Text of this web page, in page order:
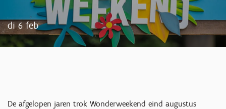
di 6 feb
De afgelopen jaren trok Wonderweekend eind augustus